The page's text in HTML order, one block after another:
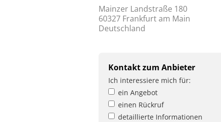
Mainzer Landstraße 180
60327 Frankfurt am Main
Deutschland
Kontakt zum Anbieter
Ich interessiere mich für:
ein Angebot
einen Rückruf
detaillierte Informationen